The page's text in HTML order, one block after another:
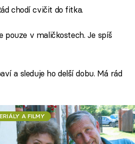
chodí cvičit do fitka.
v maličkostech. Je spíš
a sleduje ho delší dobu. Má rád
A FILMY